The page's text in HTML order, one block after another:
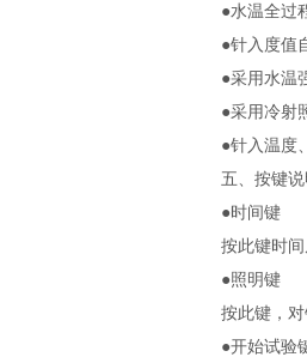
●水温全过
●针入度值
●采用水温
●采用冷射
●针入温度
五、按键
●时间键
按此键时
●照明键
按此键，
●开始试验